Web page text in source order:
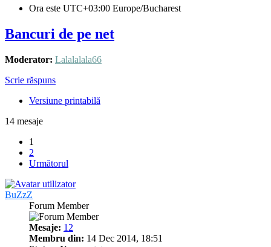
Ora este UTC+03:00 Europe/Bucharest
Bancuri de pe net
Moderator: Lalalalala66
Scrie răspuns
Versiune printabilă
14 mesaje
1
2
Următorul
BuZzZ
Forum Member
Mesaje: 12
Membru din: 14 Dec 2014, 18:51